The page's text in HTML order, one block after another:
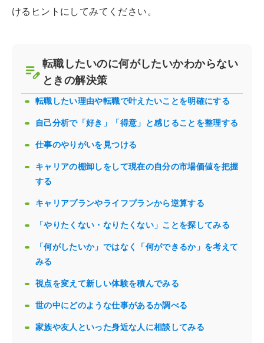
けるヒントにしてみてください。
転職したいのに何がしたいかわからない
ときの解決策
転職したい理由や転職で叶えたいことを明確にする
自己分析で「好き」「得意」と感じることを整理する
仕事のやりがいを見つける
キャリアの棚卸しをして現在の自分の市場価値を把握
する
キャリアプランやライフプランから逆算する
「やりたくない・なりたくない」ことを探してみる
「何がしたいか」ではなく「何ができるか」を考えて
みる
視点を変えて新しい体験を積んでみる
世の中にどのような仕事があるか調べる
家族や友人といった身近な人に相談してみる